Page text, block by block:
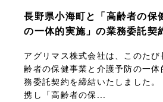
長野県小海町と「高齢者の保
の一体的実施」の業務委託契
アグリマス株式会社は、このた
齢者の保健事業と介護予防の一
務委託契約を締結いたしました
携し「高齢者の保...